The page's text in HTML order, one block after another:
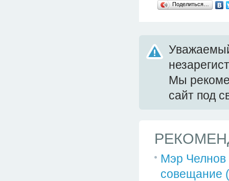
Поделиться…
Мы
сайт под
Мэр Челнов
совещание